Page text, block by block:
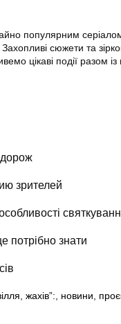
популярним
сюжети та
цікаві події разом
зрителей
потрібно знати
жахів”: новини